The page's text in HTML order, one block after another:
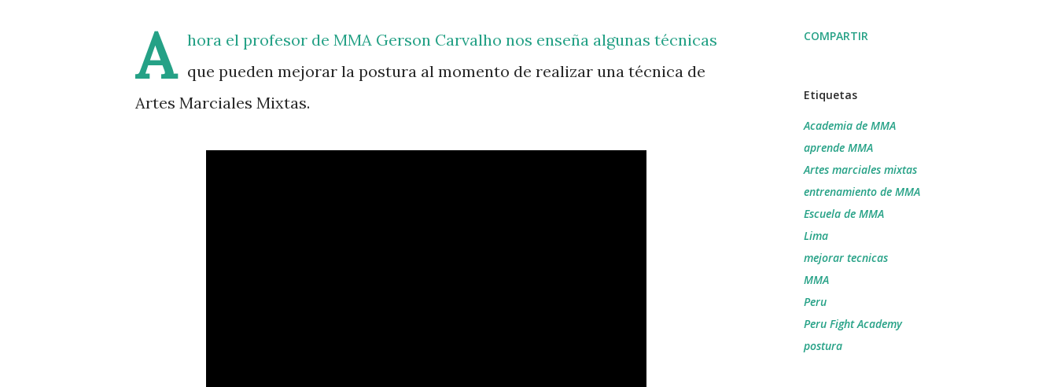
A
hora el profesor de MMA Gerson Carvalho nos enseña algunas técnicas
que pueden mejorar la postura al momento de realizar una técnica de
Artes Marciales Mixtas.
COMPARTIR
Etiquetas
Academia de MMA
aprende MMA
Artes marciales mixtas
entrenamiento de MMA
Escuela de MMA
Lima
mejorar tecnicas
MMA
Peru
Peru Fight Academy
postura